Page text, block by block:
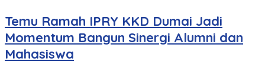
Temu Ramah IPRY KKD Dumai Jadi
Momentum Bangun Sinergi Alumni dan
Mahasiswa